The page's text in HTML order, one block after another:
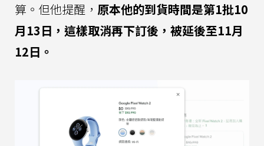
算。但他提醒， 原本他的到貨時間是第1批10
月13日，這樣取消再下訂後，被延後至11月
12日。